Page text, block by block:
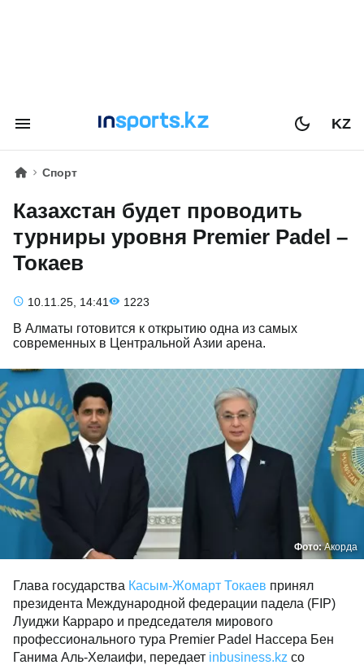
KZ
Спорт
Казахстан будет проводить
турниры уровня Premier Padel –
Токаев
10.11.25, 14:41 1223
В Алматы готовится к открытию одна из самых
современных в Центральной Азии арена.
Фото:Акорда
Глава государства Касым-Жомарт Токаев принял
президента Международной федерации падела (FIP)
Луиджи Карраро и председателя мирового
профессионального тура Premier Padel Насcера Бен
Ганима Аль-Хелаифи, передает inbusiness.kz со